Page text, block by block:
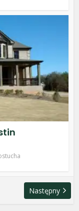
Następny